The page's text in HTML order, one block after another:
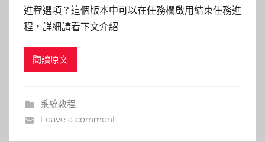
進程選項？這個版本中可以在任務欄啟用結束任務進
程，詳細請看下文介紹
閱讀原文
系統教程
Leave a comment